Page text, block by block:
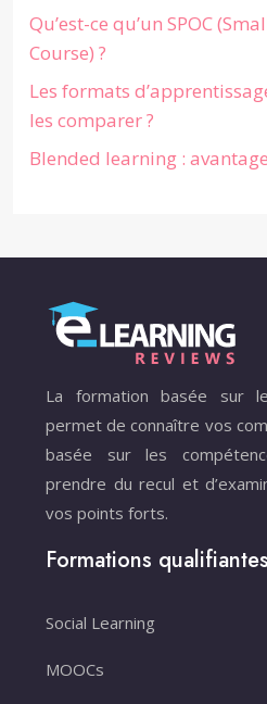
Qu’est-ce qu’un SPOC
Course) ?
Les formats
les comparer ?
Blended learning :
La formation basée sur
permet de connaître vos
basée sur les
prendre du recul et
vos points forts.
Formations qualifiantes
Social Learning
MOOCs